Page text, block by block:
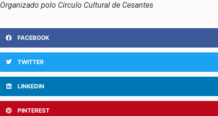
Organizado polo Círculo Cultural de Cesantes
FACEBOOK
TWITTER
LINKEDIN
PINTEREST